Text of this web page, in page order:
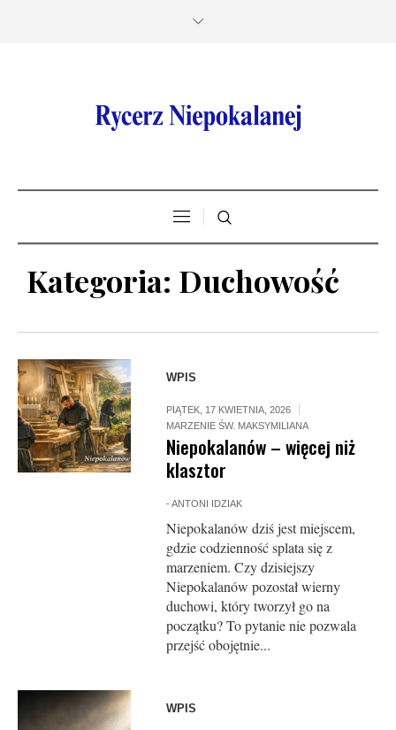
Kategoria: Duchowość
WPIS
PIĄTEK, 17 KWIETNIA, 2026
MARZENIE ŚW. MAKSYMILIANA
Niepokalanów – więcej niż
klasztor
-ANTONI IDZIAK
Niepokalanów dziś jest miejscem,
gdzie codzienność splata się z
marzeniem. Czy dzisiejszy
Niepokalanów pozostał wierny
duchowi, który tworzył go na
początku? To pytanie nie pozwala
przejść obojętnie...
WPIS